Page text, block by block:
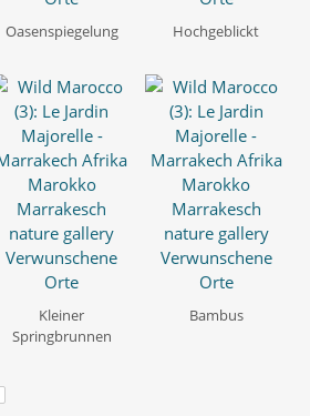
Oasenspiegelung Hochgeblickt
Kleiner
Springbrunnen
Bambus